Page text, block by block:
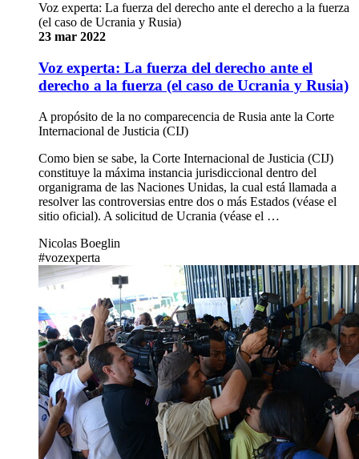
Voz experta: La fuerza del derecho ante el derecho a la fuerza
(el caso de Ucrania y Rusia)
23 mar 2022
Voz experta: La fuerza del derecho ante el
derecho a la fuerza (el caso de Ucrania y Rusia)
A propósito de la no comparecencia de Rusia ante la Corte
Internacional de Justicia (CIJ)
Como bien se sabe, la Corte Internacional de Justicia (CIJ)
constituye la máxima instancia jurisdiccional dentro del
organigrama de las Naciones Unidas, la cual está llamada a
resolver las controversias entre dos o más Estados (véase el
sitio oficial). A solicitud de Ucrania (véase el …
Nicolas Boeglin
#vozexperta